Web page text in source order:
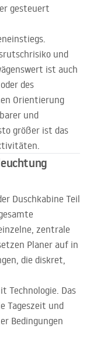
gesteuert
und
ist auch
des
Orientierung
und
größer ist das
Duschkabine Teil
zentrale
Planer auf in
die diskret,
Technologie. Das
Tageszeit und
Bedingungen